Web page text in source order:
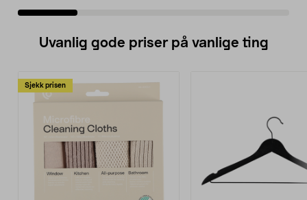
Uvanlig gode priser på vanlige ting
Sjekk prisen